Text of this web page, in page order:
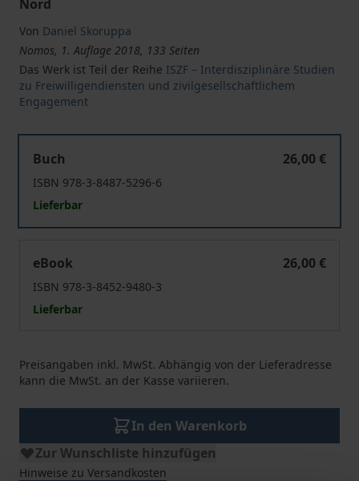
Nord
Von Daniel Skoruppa
Nomos, 1. Auflage 2018, 133 Seiten
Das Werk ist Teil der Reihe ISZF – Interdisziplinäre Studien
zu Freiwilligendiensten und zivilgesellschaftlichem
Engagement
Buch
26,00 €
ISBN 978-3-8487-5296-6
Lieferbar
eBook
26,00 €
ISBN 978-3-8452-9480-3
Lieferbar
Preisangaben inkl. MwSt. Abhängig von der Lieferadresse
kann die MwSt. an der Kasse variieren.
In den Warenkorb
Zur Wunschliste hinzufügen
Hinweise zu Versandkosten